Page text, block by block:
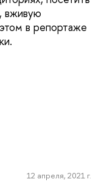
вживую
в репортаже
12 апреля, 2021 г.